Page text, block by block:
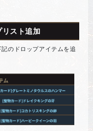
スト追加
のドロップアイテムを追